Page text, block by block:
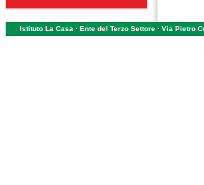
Istituto La Casa · Ente del Terzo Settore · Via Pietro